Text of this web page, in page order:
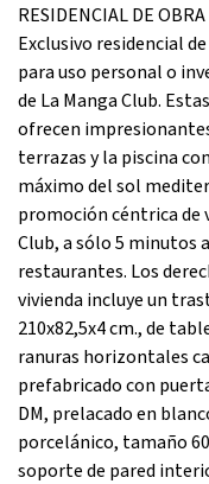
RESIDENCIAL DE
Exclusivo residencial
para uso personal o
de La Manga Club.
ofrecen
terrazas y la piscina
máximo del sol
promoción céntrica de
Club, a sólo 5 minutos
restaurantes. Los
vivienda incluye un
210x82,5x4 cm., de
ranuras horizontales
prefabricado con
DM, prelacado en
porcelánico, tamaño
soporte de pared